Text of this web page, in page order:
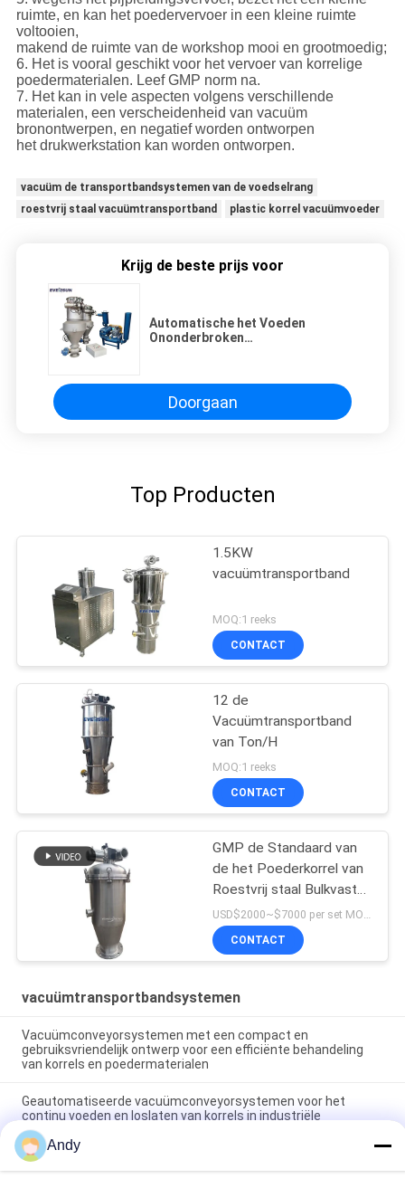
ruimte, en kan het poedervervoer in een kleine ruimte
voltooien,
makend de ruimte van de workshop mooi en grootmoedig;
6. Het is vooral geschikt voor het vervoer van korrelige
poedermaterialen. Leef GMP norm na.
7. Het kan in vele aspecten volgens verschillende
materialen, een verscheidenheid van vacuüm
bronontwerpen, en negatief worden ontworpen
het drukwerkstation kan worden ontworpen.
vacuüm de transportbandsystemen van de voedselrang
roestvrij staal vacuümtransportband
plastic korrel vacuümvoeder
Krijg de beste prijs voor
Automatische het Voeden
Ononderbroken
Doorgaan
Top Producten
1.5KW
vacuümtransportband
MOQ:1 reeks
CONTACT
12 de
Vacuümtransportband
van Ton/H
MOQ:1 reeks
CONTACT
GMP de Standaard van
de het Poederkorrel van
Roestvrij staal Bulkvaste
lichamen
Vacuümtransportband
CONTACT
vacuümtransportbandsystemen
Vacuümconveyorsystemen met een compact en
gebruiksvriendelijk ontwerp voor een efficiënte behandeling
van korrels en poedermaterialen
Geautomatiseerde vacuümconveyorsystemen voor het
continu voeden en loslaten van korrels in industriële
processen
Andy